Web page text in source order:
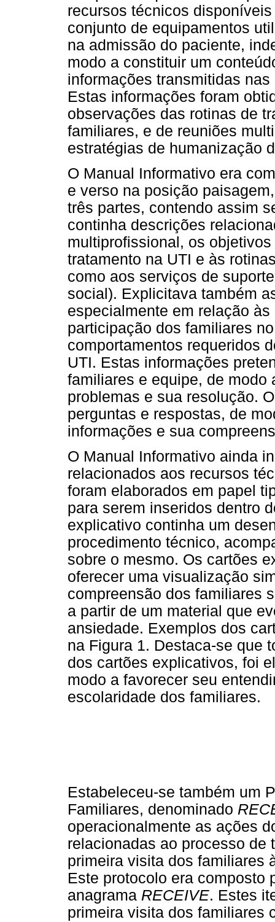
recursos técnicos
conjunto de equipamentos
na admissão do paciente,
modo a constituir um
informações transmitidas
Estas informações foram
observações das rotinas de
familiares, e de reuniões
estratégias de humanização
O Manual Informativo era
e verso na posição
três partes, contendo assim
continha descrições
multiprofissional, os
tratamento na UTI e às
como aos serviços de
social). Explicitava também
especialmente em relação
participação dos familiares
comportamentos requeridos
UTI. Estas informações
familiares e equipe, de modo
problemas e sua resolução.
perguntas e respostas, de
informações e sua
O Manual Informativo ainda
relacionados aos recursos
foram elaborados em papel
para serem inseridos dentro
explicativo continha um
procedimento técnico,
sobre o mesmo. Os cartões
oferecer uma visualização
compreensão dos familiares
a partir de um material que
ansiedade. Exemplos dos
na Figura 1. Destaca-se que
dos cartões explicativos, foi
modo a favorecer seu
escolaridade dos familiares.
Estabeleceu-se também um
Familiares, denominado
operacionalmente as ações
relacionadas ao processo de
primeira visita dos familiares
Este protocolo era composto
anagrama RECEIVE. Estes
primeira visita dos familiares